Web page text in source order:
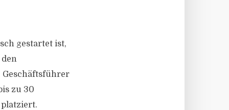
gestartet ist,
Geschäftsführer
zu 30